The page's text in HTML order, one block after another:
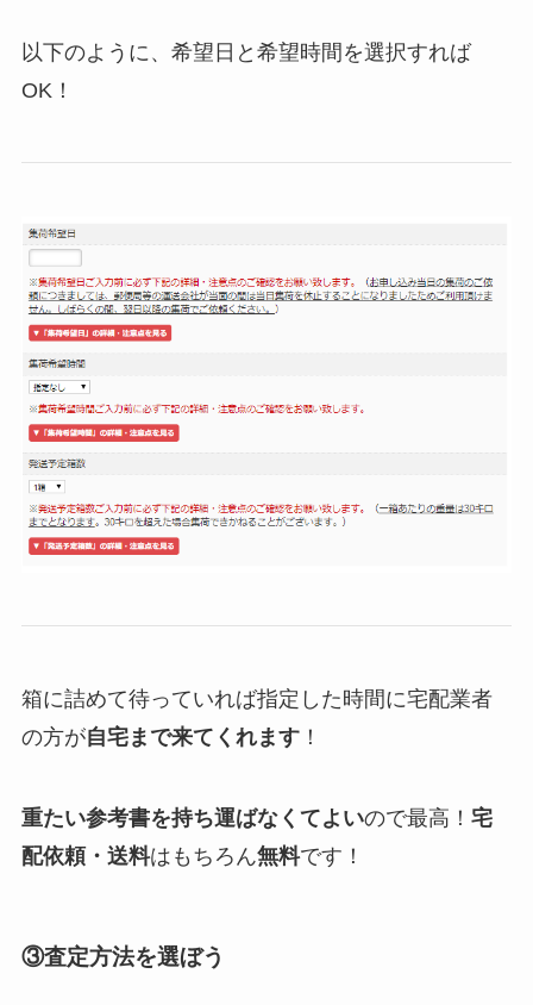
以下のように、希望日と希望時間を選択すれば
OK！
箱に詰めて待っていれば指定した時間に宅配業者
の方が自宅まで来てくれます！
重たい参考書を持ち運ばなくてよいので最高！ 宅
配依頼・送料はもちろん無料です！
③査定方法を選ぼう